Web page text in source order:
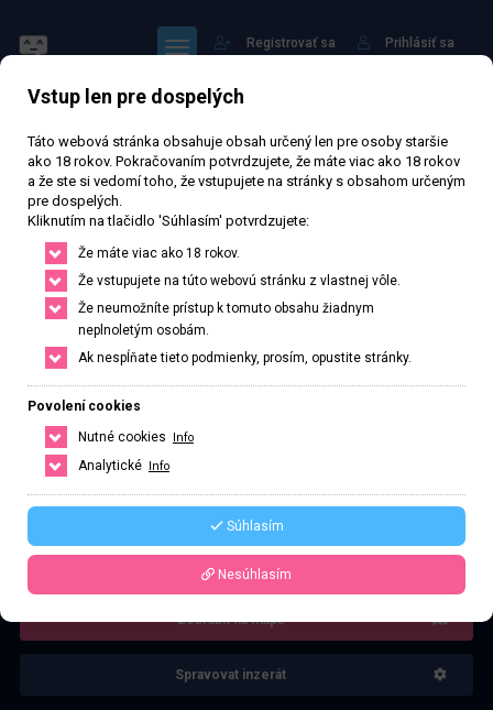
Prihlásiť sa
Registrovať sa
Miška
72 607 zhlédnutí Ověřený inzerát Aktivní 76 dní
33 rokov Veľkosť B Slovenská
Trenčín, Trenčiansky kraj, Slovenská republika
+420 778651250
Řekněte že voláte z webu www.privatzone.com
Zobrazit na mapě
Spravovat inzerát
Vstup len pre dospelých
Táto webová stránka obsahuje obsah určený len pre osoby staršie
ako 18 rokov. Pokračovaním potvrdzujete, že máte viac ako 18 rokov
a že ste si vedomí toho, že vstupujete na stránky s obsahom určeným
pre dospelých.
Kliknutím na tlačidlo 'Súhlasím' potvrdzujete:
Že máte viac ako 18 rokov.
Že vstupujete na túto webovú stránku z vlastnej vôle.
Že neumožníte prístup k tomuto obsahu žiadnym
neplnoletým osobám.
Ak nespĺňate tieto podmienky, prosím, opustite stránky.
Povolení cookies
Nutné cookies
Info
Analytické Info
Súhlasím
Nesúhlasím